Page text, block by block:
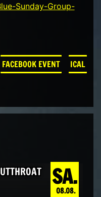
Sunday-Group-
FACEBOOK EVENT ICAL
SA.
08.08.